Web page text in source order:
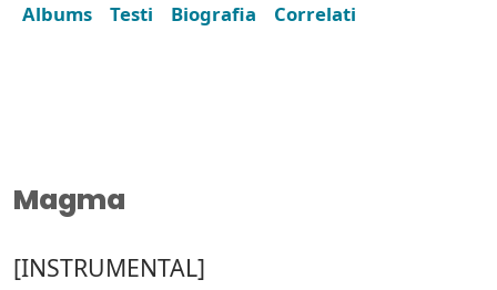
Albums Testi Biografia Correlati
Magma
[INSTRUMENTAL]